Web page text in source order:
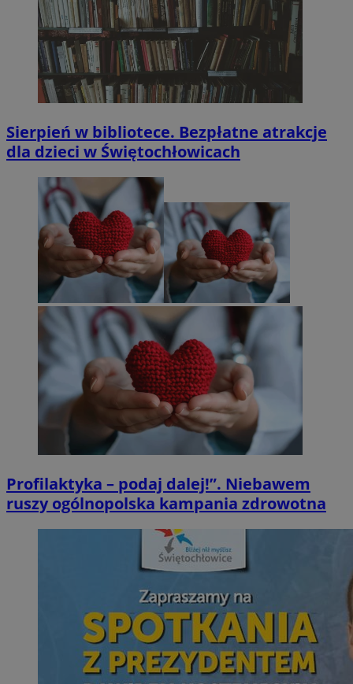
Sierpień w bibliotece. Bezpłatne atrakcje
dla dzieci w Świętochłowicach
Profilaktyka – podaj dalej!”. Niebawem
ruszy ogólnopolska kampania zdrowotna